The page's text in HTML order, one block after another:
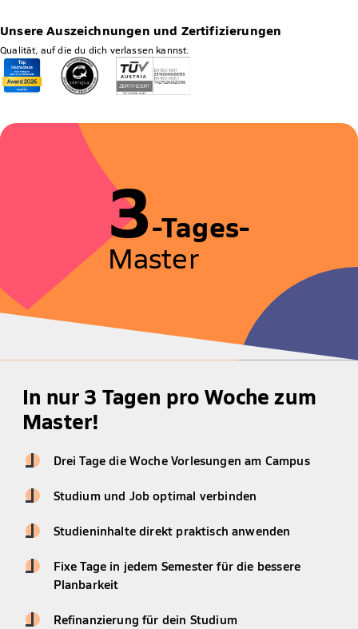
Unsere Auszeichnungen und Zertifizierungen
Qualität, auf die du dich verlassen kannst.
In nur 3 Tagen pro Woche zum
Master!
Drei Tage die Woche Vorlesungen am Campus
Studium und Job optimal verbinden
Studieninhalte direkt praktisch anwenden
Fixe Tage in jedem Semester für die bessere
Planbarkeit
Refinanzierung für dein Studium
3-Tages-
Master